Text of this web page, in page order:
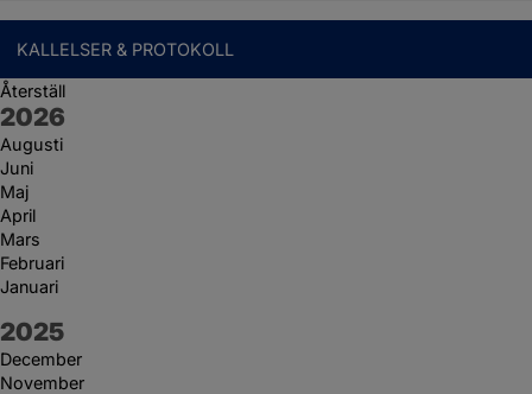
KALLELSER & PROTOKOLL
Återställ
År:
2026
Augusti
Juni
Maj
April
Mars
Februari
Januari
År:
2025
December
November